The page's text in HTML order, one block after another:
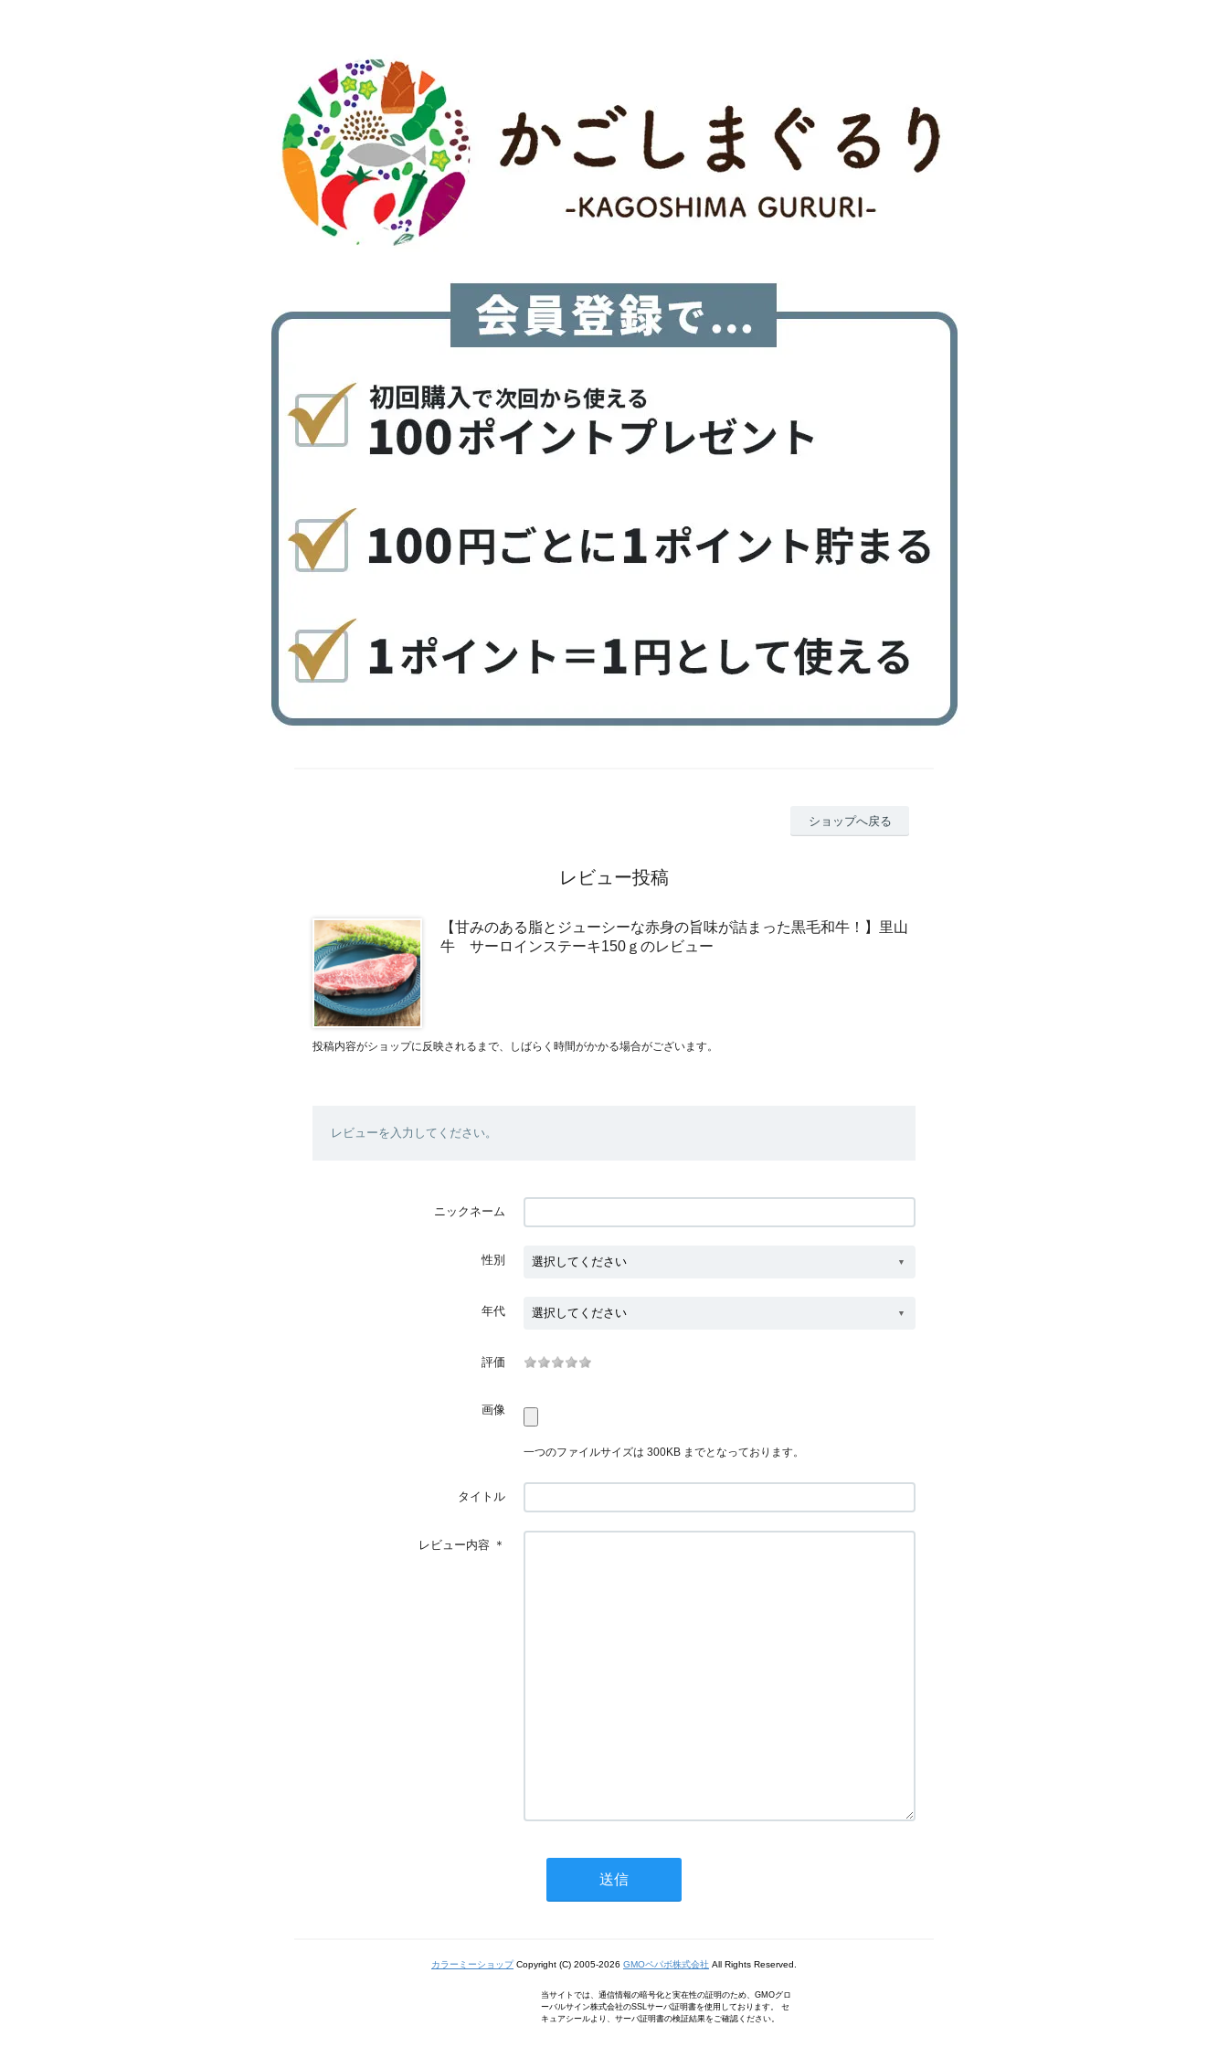
ショップへ戻る
レビュー投稿
【甘みのある脂とジューシーな赤身の旨味が詰まった黒毛和牛！】里山
牛 サーロインステーキ150ｇのレビュー
投稿内容がショップに反映されるまで、しばらく時間がかかる場合がございます。
レビューを入力してください。
ニックネーム
性別
年代
評価
画像
一つのファイルサイズは 300KB までとなっております。
タイトル
レビュー内容 ＊
カラーミーショップCopyright (C) 2005-2026 GMOペパボ株式会社 All Rights Reserved.
当サイトでは、通信情報の暗号化と実在性の証明のため、GMOグロ
ーバルサイン株式会社のSSLサーバ証明書を使用しております。 セ
キュアシールより、サーバ証明書の検証結果をご確認ください。